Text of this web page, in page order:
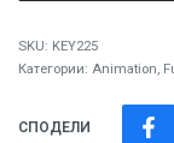
SKU: KEY225
Категории: Animation,
СПОДЕЛИ